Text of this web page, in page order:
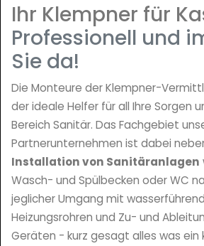
Ihr Klempner für
Professionell und
Sie da!
Die Monteure der Klempner-
der ideale Helfer für all Ihre Sorgen
Bereich Sanitär. Das Fachgebiet
Partnerunternehmen ist dabei
Installation von Sanitäranlagen
Wasch- und Spülbecken oder WC
jeglicher Umgang mit
Heizungsrohren und Zu- und
Geräten - kurz gesagt alles was